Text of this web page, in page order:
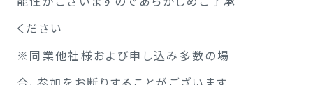
ください
※同業他社様および申し込み多数の場